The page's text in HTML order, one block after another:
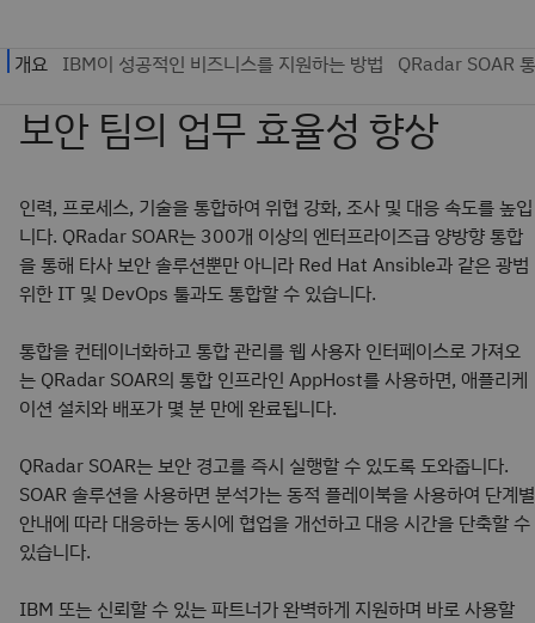
인력, 프로세스, 기술을 통합하여 위협 강화, 조사 및 대응 속도를 높입
니다. QRadar SOAR는 300개 이상의 엔터프라이즈급 양방향 통합
을 통해 타사 보안 솔루션뿐만 아니라 Red Hat Ansible과 같은 광범
위한 IT 및 DevOps 툴과도 통합할 수 있습니다.
통합을 컨테이너화하고 통합 관리를 웹 사용자 인터페이스로 가져오
는 QRadar SOAR의 통합 인프라인 AppHost를 사용하면, 애플리케
이션 설치와 배포가 몇 분 만에 완료됩니다.
QRadar SOAR는 보안 경고를 즉시 실행할 수 있도록 도와줍니다.
SOAR 솔루션을 사용하면 분석가는 동적 플레이북을 사용하여 단계별
안내에 따라 대응하는 동시에 협업을 개선하고 대응 시간을 단축할 수
있습니다.
IBM 또는 신뢰할 수 있는 파트너가 완벽하게 지원하며 바로 사용할